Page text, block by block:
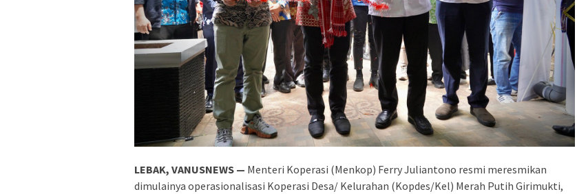
LEBAK, VANUSNEWS — Menteri Koperasi (Menkop) Ferry Juliantono resmi meresmikan
dimulainya operasionalisasi Koperasi Desa/ Kelurahan (Kopdes/Kel) Merah Putih Girimukti,